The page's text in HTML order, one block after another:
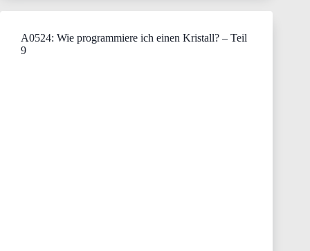
A0524: Wie programmiere ich einen Kristall? – Teil
9